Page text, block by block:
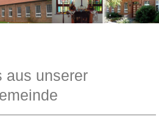
aus unserer